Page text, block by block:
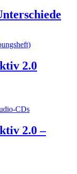
2.0
2.0 –